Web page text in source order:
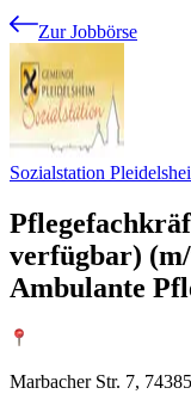
Zur Jobbörse
Sozialstation
verfügbar)
Ambulante
Marbacher Str. 7,